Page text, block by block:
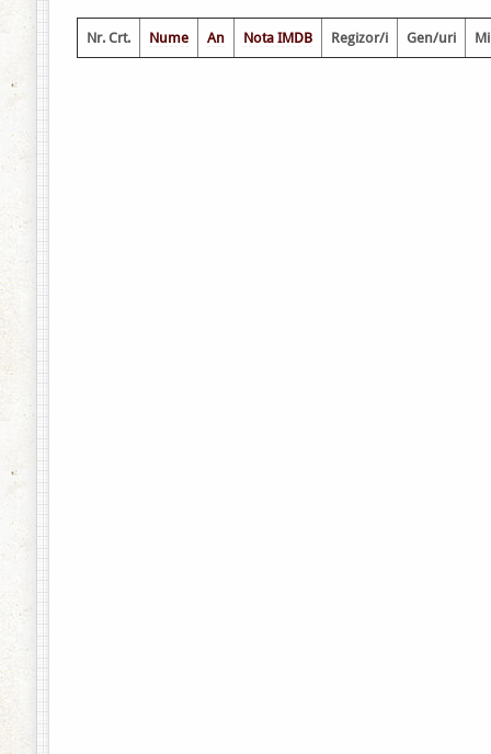
Nr. Crt. Nume An Nota IMDB Regizor/i Gen/uri